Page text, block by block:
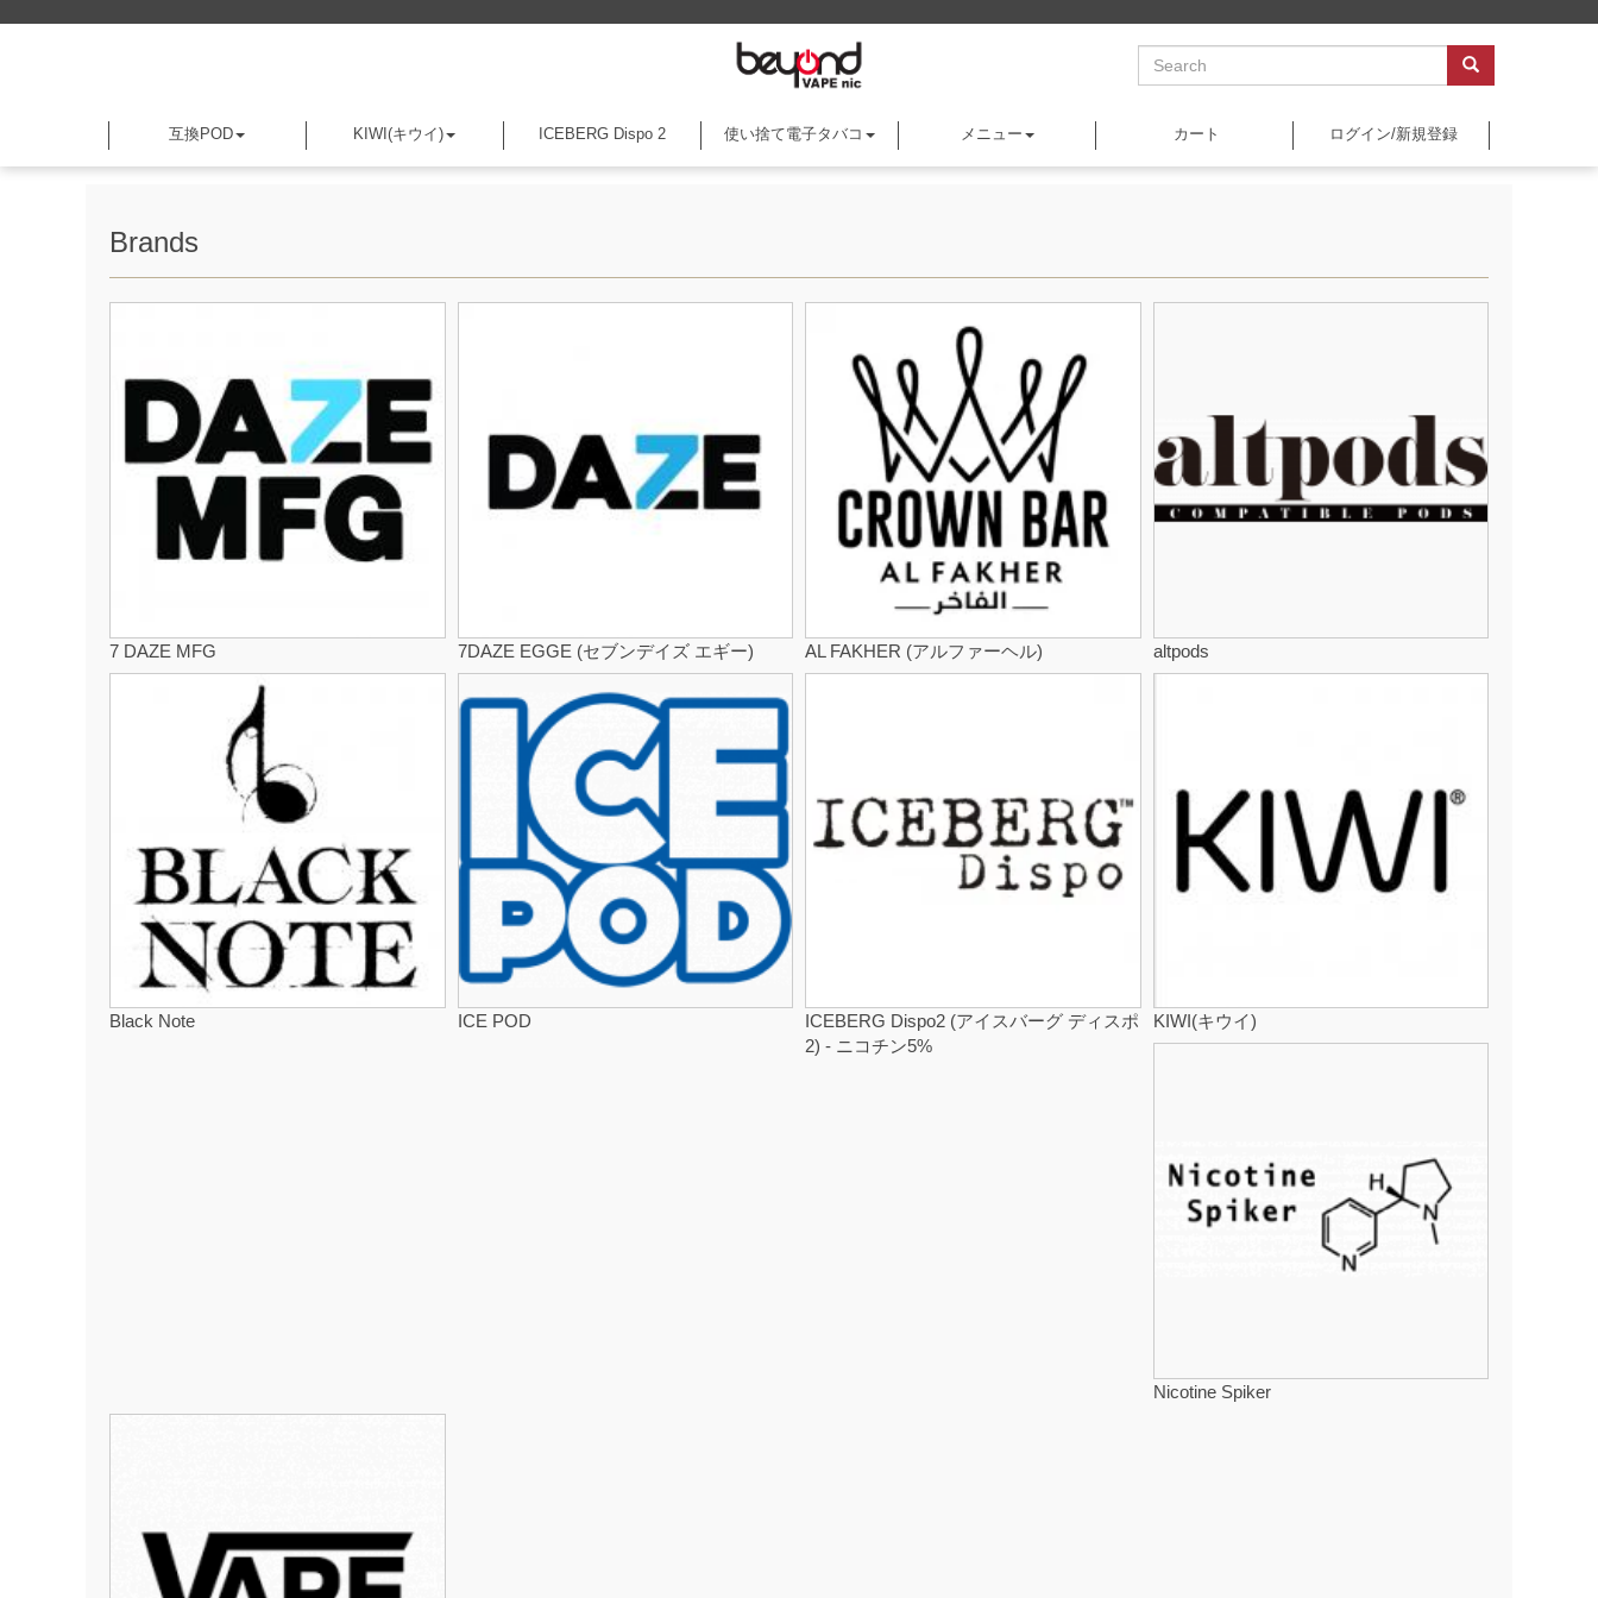
互換POD KIWI(キウイ) ICEBERG Dispo 2 使い捨て電子タバコ メニュー カート ログイン/新規登録
Brands
7 DAZE MFG 7DAZE EGGE (セブンデイズ エギー) AL FAKHER (アルファーヘル) altpods
Black Note ICE POD
ICEBERG Dispo2 (アイスバーグ ディスポ
2) - ニコチン5%
KIWI(キウイ)
Nicotine Spiker